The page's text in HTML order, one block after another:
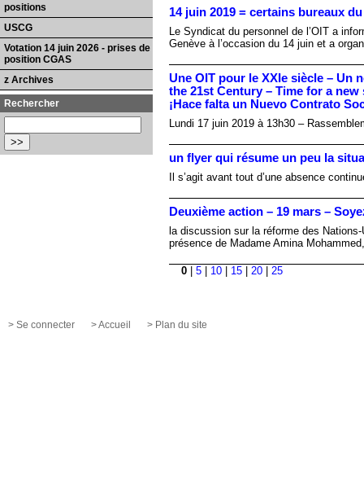
14 juin 2019 = certains bureaux
Le Syndicat du personnel de l’OIT a
Genève à l’occasion du 14 juin et a
Une OIT pour le XXIe siècle – Un
the 21st Century – Time for a
¡Hace falta un Nuevo Contrato
Lundi 17 juin 2019 à 13h30 ­–
un flyer qui résume un peu la
Il s’agit avant tout d’une absence
Deuxième action – 19 mars –
la discussion sur la réforme des
présence de Madame Amina
0 5 10 15 20 25
positions
USCG
Votation 14 juin 2026 - prises de
position CGAS
z Archives
Rechercher
> Se connecter > Accueil > Plan du site